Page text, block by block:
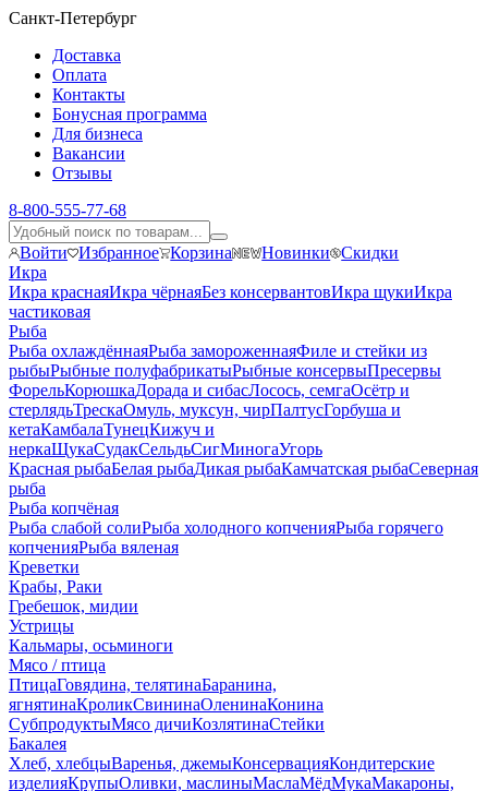
Санкт-Петербург
Доставка
Оплата
Контакты
Бонусная программа
Для бизнеса
Вакансии
Отзывы
8-800-555-77-68
Войти Избранное Корзина Новинки Скидки
Икра
Икра краснаяИкра чёрнаяБез консервантовИкра щукиИкра
частиковая
Рыба
Рыба охлаждённаяРыба замороженнаяФиле и стейки из
рыбыРыбные полуфабрикатыРыбные консервыПресервы
ФорельКорюшкаДорада и сибасЛосось, семгаОсётр и
стерлядьТрескаОмуль, муксун, чирПалтусГорбуша и
кетаКамбалаТунецКижуч и
неркаЩукаСудакСельдьСигМиногаУгорь
Красная рыбаБелая рыбаДикая рыбаКамчатская рыбаСеверная
рыба
Рыба копчёная
Рыба слабой солиРыба холодного копченияРыба горячего
копченияРыба вяленая
Креветки
Крабы, Раки
Гребешок, мидии
Устрицы
Кальмары, осьминоги
Мясо / птица
ПтицаГовядина, телятинаБаранина,
ягнятинаКроликСвининаОленинаКонина
СубпродуктыМясо дичиКозлятинаСтейки
Бакалея
Хлеб, хлебцыВаренья, джемыКонсервацияКондитерские
изделияКрупыОливки, маслиныМаслаМёдМукаМакароны,